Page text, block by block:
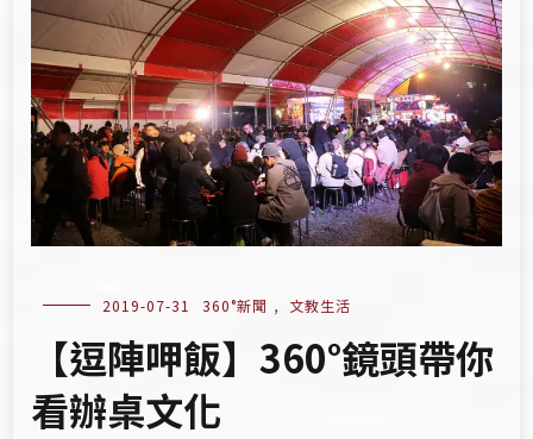
2019-07-31 360°新聞 , 文教生活
【逗陣呷飯】360°鏡頭帶你
看辦桌文化